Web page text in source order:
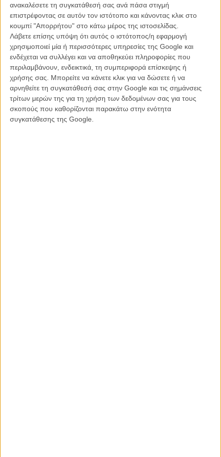
ανακαλέσετε τη συγκατάθεσή σας ανά πάσα στιγμή
επιστρέφοντας σε αυτόν τον ιστότοπο και κάνοντας κλικ στο
κουμπί "Απορρήτου" στο κάτω μέρος της ιστοσελίδας.
Λάβετε επίσης υπόψη ότι αυτός ο ιστότοπος/η εφαρμογή
χρησιμοποιεί μία ή περισσότερες υπηρεσίες της Google και
ενδέχεται να συλλέγει και να αποθηκεύει πληροφορίες που
περιλαμβάνουν, ενδεικτικά, τη συμπεριφορά επίσκεψης ή
χρήσης σας. Μπορείτε να κάνετε κλικ για να δώσετε ή να
αρνηθείτε τη συγκατάθεσή σας στην Google και τις σημάνσεις
τρίτων μερών της για τη χρήση των δεδομένων σας για τους
σκοπούς που καθορίζονται παρακάτω στην ενότητα
συγκατάθεσης της Google.
Σταύρος καμία διαφορά δεν έχει από έναν έφηβο του σήμερα. Όσο
και να επηρεάζεται από τα πολιτικά δρώμενα…τότε ήταν άλλα, αλλά
πάλι υπήρχε αστάθεια όπως υπάρχει και τώρα. Πάλι ο κάθε έφηβος
πρέπει να βρει τον ρόλο του».
Διαβάστε ακόμη: Δώδεκα χρόνια μετά την «Πολίτικη Κουζίνα»,
ο Τάσος Μπουλμέτης επιστρέφει με τον «Νοτιά»